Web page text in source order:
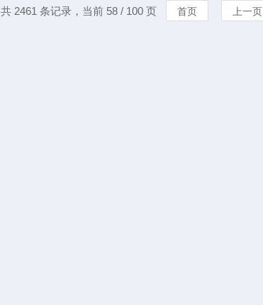
共 2461 条记录，当前 58 / 100 页 首页 上一页